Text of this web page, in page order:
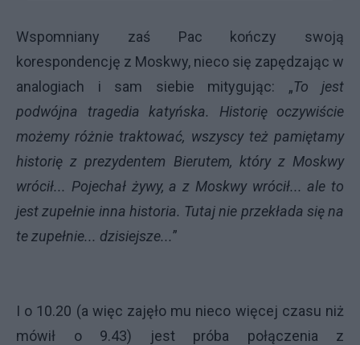
Wspomniany zaś Pac kończy swoją
korespondencję z Moskwy, nieco się zapędzając w
analogiach i sam siebie mitygując: „To jest
podwójna tragedia katyńska. Historię oczywiście
możemy różnie traktować, wszyscy też pamiętamy
historię z prezydentem Bierutem, który z Moskwy
wrócił... Pojechał żywy, a z Moskwy wrócił... ale to
jest zupełnie inna historia. Tutaj nie przekłada się na
te zupełnie... dzisiejsze...”
I o 10.20 (a więc zajęło mu nieco więcej czasu niż
mówił o 9.43) jest próba połączenia z